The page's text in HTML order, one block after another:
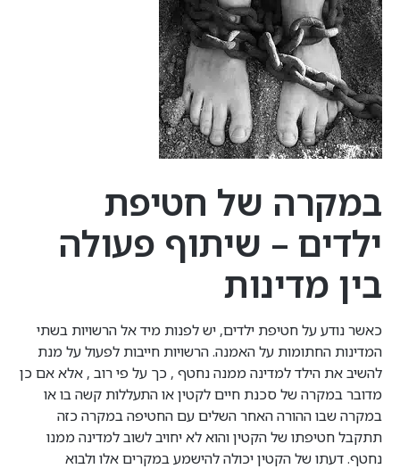
במקרה של חטיפת
ילדים – שיתוף פעולה
בין מדינות
כאשר נודע על חטיפת ילדים, יש לפנות מיד אל הרשויות בשתי
המדינות החתומות על האמנה. הרשויות חייבות לפעול על מנת
להשיב את הילד למדינה ממנה נחטף , כך על פי רוב , אלא אם כן
מדובר במקרה של סכנת חיים לקטין או התעללות קשה בו או
במקרה שבו ההורה האחר השלים עם החטיפה במקרה כזה
תתקבל חטיפתו של הקטין והוא לא יחויב לשוב למדינה ממנו
נחטף. דעתו של הקטין יכולה להישמע במקרים אלו ולבוא